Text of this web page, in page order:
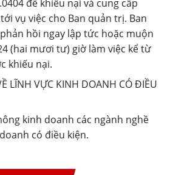
để khiếu nại và cung cấp
vụ việc cho Ban quản trị. Ban
hồi ngay lập tức hoặc muộn
(hai mươi tư) giờ làm việc kể từ
khiếu nại.
LĨNH VỰC KINH DOANH CÓ ĐIỀU
kinh doanh các ngành nghề
có điều kiện.